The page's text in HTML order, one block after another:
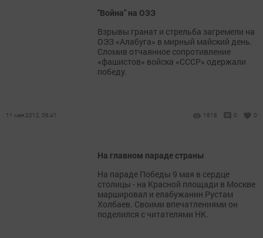
"Война" на ОЭЗ
Взрывы гранат и стрельба загремели на
ОЭЗ «Алабуга» в мирный майский день.
Сломив отчаянное сопротивление
«фашистов» войска «СССР» одержали
победу.
11 мая 2012, 06:41 1618 0 0
На главном параде страны
На параде Победы 9 мая в сердце
столицы - на Красной площади в Москве
маршировал и елабужанин Рустам
Холбаев. Своими впечатлениями он
поделился с читателями НК.